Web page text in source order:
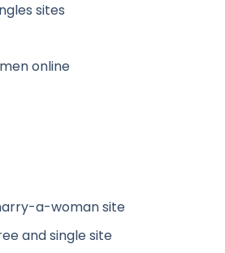
sites
online
a-woman site
and single site